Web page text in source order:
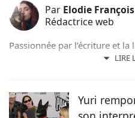
Par Elodie François
Rédactrice web
LIRE
Passionnée par l’écriture et
toujours, j’aime jouer avec
Yuri